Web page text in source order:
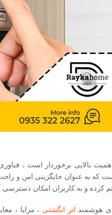
بالایی برخوردار است ،
که به عنوان جایگزینی امن و
کرده و به کاربران امکان
هوشمند اثر انگشتی ، مزایا ،